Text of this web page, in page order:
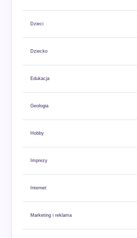
Dzieci
Dziecko
Edukacja
Geologia
Hobby
Imprezy
Internet
Marketing i reklama